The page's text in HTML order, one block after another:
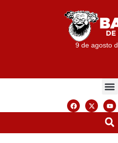
9 de agosto